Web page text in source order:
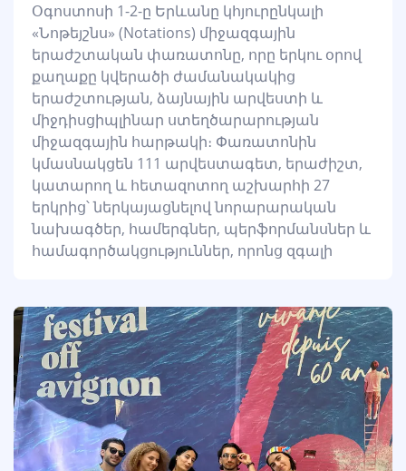
Օգոստոսի 1-2-ը Երևանը կհյուրընկալի
«Նոթեյշնս» (Notations) միջազգային
երաժշտական փառատոնը, որը երկու օրով
քաղաքը կվերածի ժամանակակից
երաժշտության, ձայնային արվեստի և
միջդիսցիպլինար ստեղծարարության
միջազգային հարթակի։ Փառատոնին
կմասնակցեն 111 արվեստագետ, երաժիշտ,
կատարող և հետազոտող աշխարհի 27
երկրից՝ ներկայացնելով նորարարական
նախագծեր, համերգներ, պերֆորմանսներ և
համագործակցություններ, որոնց զգալի